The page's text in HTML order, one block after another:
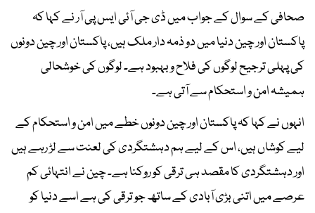
صحافی کے سوال کے جواب میں ڈی جی آئی ایس پی آر نے کہا کہ
پاکستان اور چین دنیا میں دو ذمہ دار ملک ہیں، پاکستان اور چین دونوں
کی پہلی ترجیح لوگوں کی فلاح و بہبود ہے۔ لوگوں کی خوشحالی
ہمیشہ امن و استحکام سے آتی ہے۔
انہوں نے کہا کہ پاکستان اور چین دونوں خطے میں امن و استحکام کے
لیے کوشاں ہیں، اس کے لیے ہم دہشتگردی کی لعنت سے لڑ رہے ہیں
اور دہشتگردی کا مقصد ہی ترقی کو روکنا ہے۔ چین نے انتہائی کم
عرصے میں اتنی بڑی آبادی کے ساتھ جو ترقی کی ہے اسے دنیا کو